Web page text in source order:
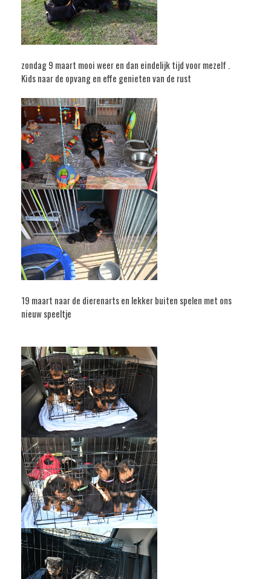
zondag 9 maart mooi weer en dan eindelijk tijd voor mezelf .
Kids naar de opvang en effe genieten van de rust
19 maart naar de dierenarts en lekker buiten spelen met ons
nieuw speeltje